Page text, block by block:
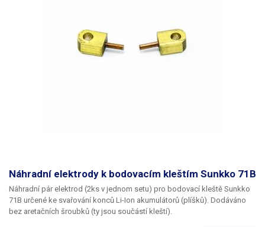
Náhradní elektrody k bodovacím kleštím Sunkko 71B
Náhradní pár elektrod (2ks v jednom setu) pro bodovací kleště Sunkko
71B určené ke svařování konců Li-Ion akumulátorů (plíšků). Dodáváno
bez aretačních šroubků (ty jsou součástí kleští).